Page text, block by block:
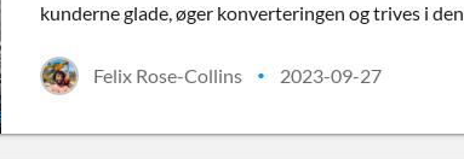
kunderne glade, øger konverteringen og trives i
Felix Rose-Collins • 2023-09-27